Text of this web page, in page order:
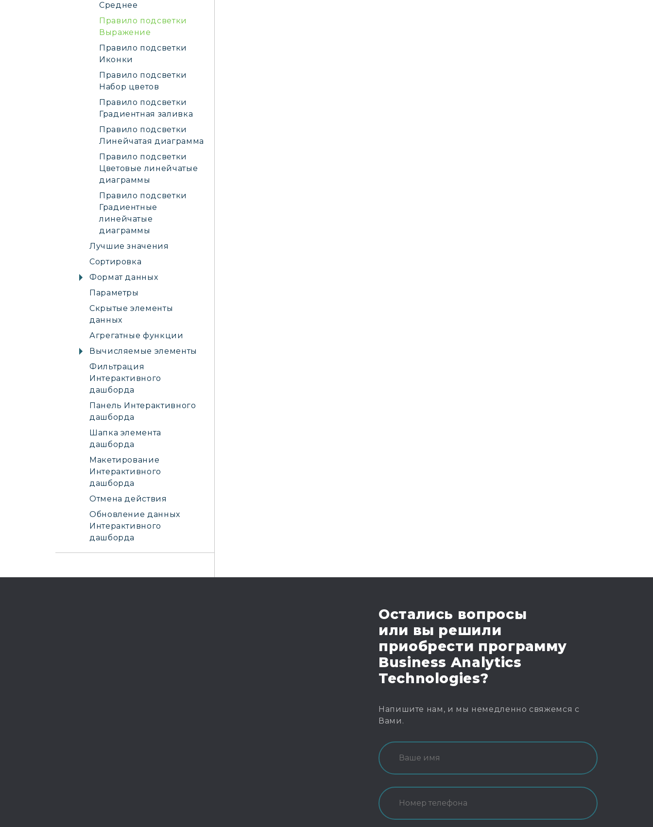
Среднее
Правило подсветки
Выражение
Правило подсветки
Иконки
Правило подсветки
Набор цветов
Правило подсветки
Градиентная заливка
Правило подсветки
Линейчатая диаграмма
Правило подсветки
Цветовые линейчатые
диаграммы
Правило подсветки
Градиентные
линейчатые
диаграммы
Лучшие значения
Сортировка
Формат данных
Параметры
Скрытые элементы
данных
Агрегатные функции
Вычисляемые элементы
Фильтрация
Интерактивного
дашборда
Панель Интерактивного
дашборда
Шапка элемента
дашборда
Макетирование
Интерактивного
дашборда
Отмена действия
Обновление данных
Интерактивного
дашборда
Остались вопросы
или вы решили
приобрести программу
Business Analytics
Technologies?
Напишите нам, и мы немедленно свяжемся с
Вами.